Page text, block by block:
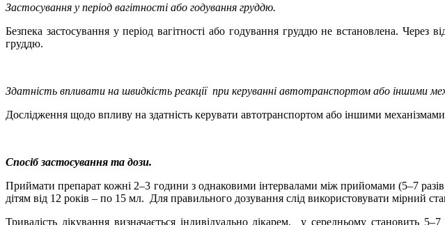
Застосування у період вагітності або годування груддю.
Безпека застосування у період вагітності або годування груддю не встановлена. Через
груддю.
Здатність впливати на швидкість реакції при керуванні автотранспортом або іншими
Дослідження щодо впливу на здатність керувати автотранспортом або іншими
Спосіб застосування та дози.
Приймати препарат кожні 2–3 години з однаковими інтервалами між прийомами (5–7
дітям від 12 років – по 15 мл. Для правильного дозування слід використовувати мірний
Тривалість лікування визначається індивідуально лікарем,
у середньому становить 5–7